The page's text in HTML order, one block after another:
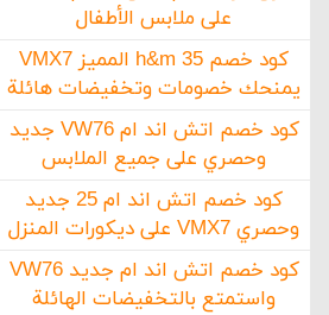
على ملابس الأطفال
كود خصم h&m 35 المميز VMX7
يمنحك خصومات وتخفيضات هائلة
كود خصم اتش اند ام VW76 جديد
وحصري على جميع الملابس
كود خصم اتش اند ام 25 جديد
وحصري VMX7 على ديكورات المنزل
كود خصم اتش اند ام جديد VW76
واستمتع بالتخفيضات الهائلة